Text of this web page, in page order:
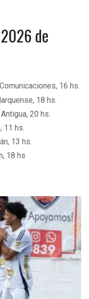
de
16 hs.
18 hs.
20 hs.
11 hs.
13 hs.
18 hs